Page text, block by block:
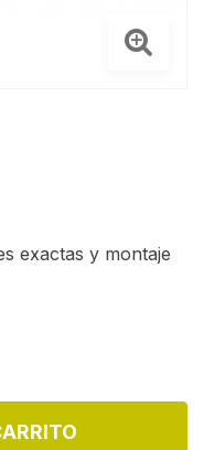
exactas y montaje